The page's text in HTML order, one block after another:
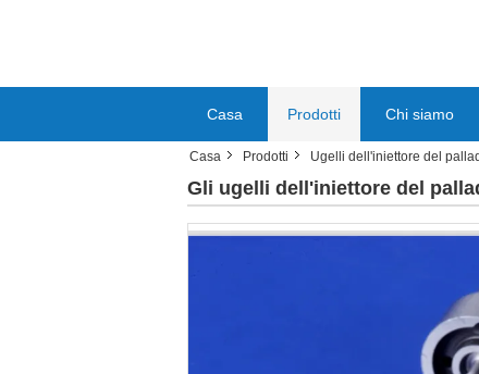
Casa Prodotti Chi siamo
Casa Prodotti Ugelli dell'iniettore del
Gli ugelli dell'iniettore del